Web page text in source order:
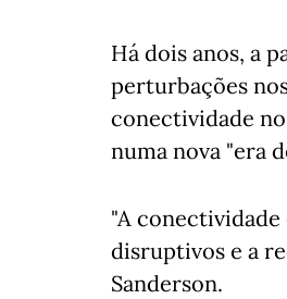
Há dois anos, a
perturbações
conectividade
numa nova "era
"A conectividade
disruptivos e a
Sanderson.